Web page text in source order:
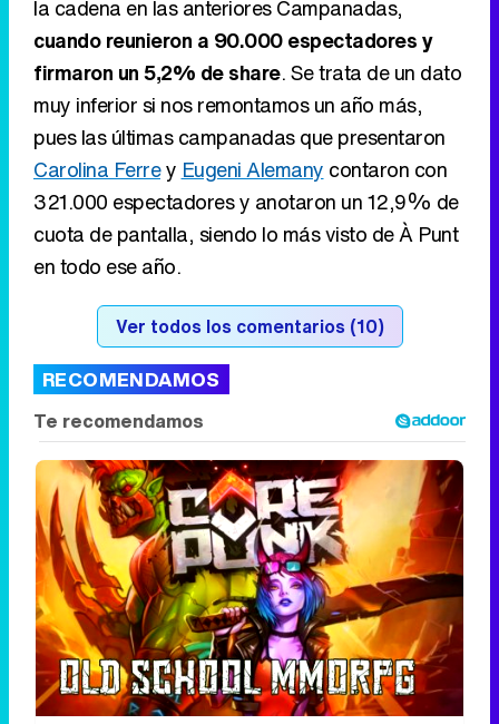
Carolina FerreyEugeni Alemanycontaron con
321.000 espectadores y anotaron un 12,9% de
cuota de pantalla, siendo lo más visto de À Punt
en todo ese año.
Ver todos los comentarios (10)
RECOMENDAMOS
Corepunk MMORPG
Un verdadero MMORPG de la vieja escuela
¡Cómo los de antes, pero mejor!